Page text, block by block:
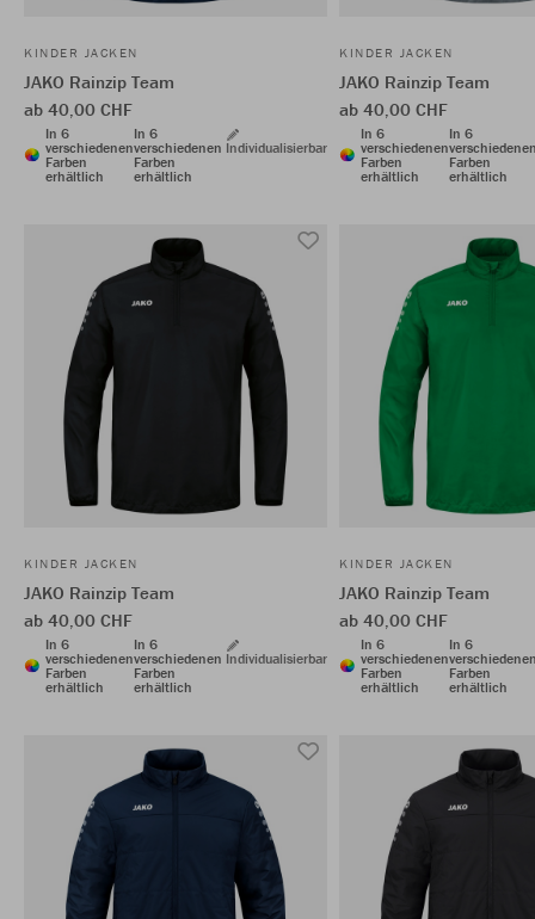
KINDER JACKEN
JAKO Rainzip Team
ab 40,00 CHF
In 6
verschiedenen
Farben
erhältlich
In 6
verschiedenen
Farben
erhältlich
Individualisierbar
KINDER JACKEN
JAKO Rainzip Team
ab 40,00 CHF
In 6
verschiedenen
Farben
erhältlich
In 6
Farben
erhältlich
KINDER JACKEN
JAKO Rainzip Team
ab 40,00 CHF
In 6
verschiedenen
Farben
erhältlich
In 6
verschiedenen
Farben
erhältlich
Individualisierbar
KINDER JACKEN
JAKO Rainzip Team
ab 40,00 CHF
In 6
verschiedenen
Farben
erhältlich
In 6
Farben
erhältlich